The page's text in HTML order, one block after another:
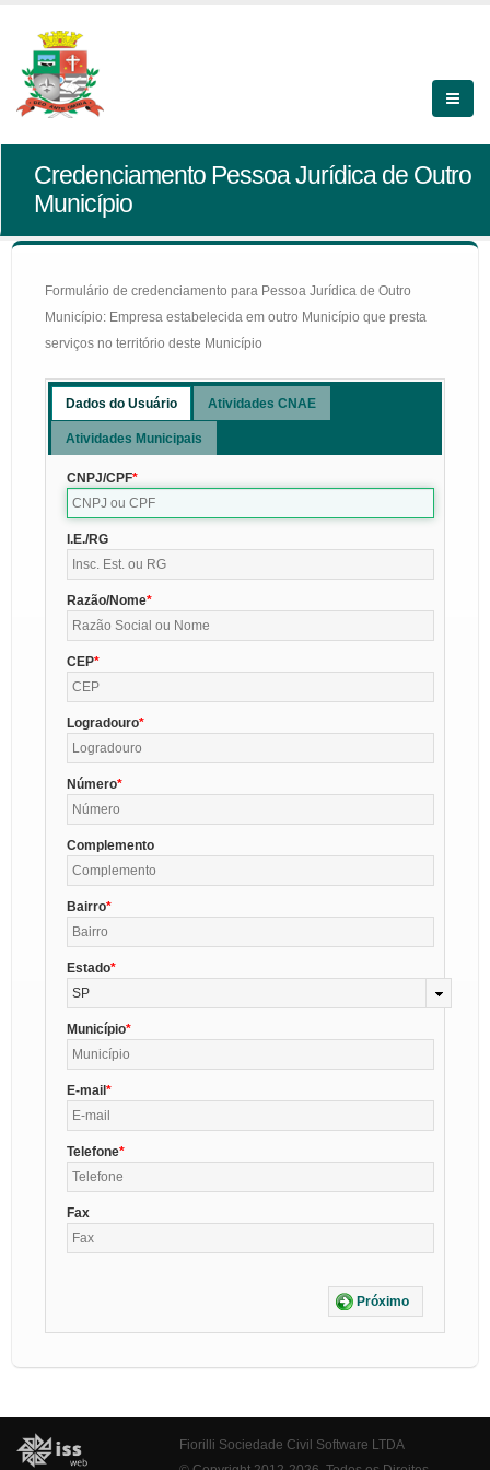
Credenciamento Pessoa Jurídica de Outro
Município
Formulário de credenciamento para Pessoa Jurídica de Outro
Município: Empresa estabelecida em outro Município que presta
serviços no território deste Município
Dados do Usuário Atividades CNAE
Atividades Municipais
CNPJ/CPF
I.E./RG
Razão/Nome
CEP
Logradouro
Número
Complemento
Bairro
Estado
SP
Município
E-mail
Telefone
Fax
Próximo
Fiorilli Sociedade Civil Software LTDA